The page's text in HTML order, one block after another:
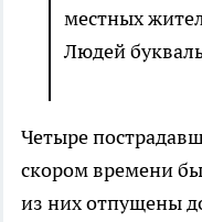
местных
Людей
Четыре
скором времени
из них отпущены